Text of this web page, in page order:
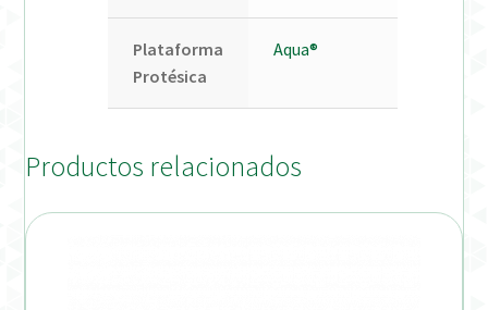
Plataforma
Protésica
Aqua®
Productos relacionados